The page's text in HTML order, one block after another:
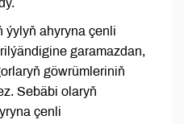
ýylyň ahyryna çenli
garamazdan,
göwrümleriniň
Sebäbi olaryň
çenli